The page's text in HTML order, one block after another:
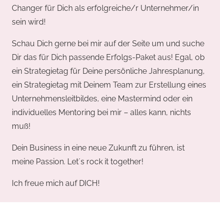
Changer für Dich als erfolgreiche/r Unternehmer/in
sein wird!
Schau Dich gerne bei mir auf der Seite um und suche
Dir das für Dich passende Erfolgs-Paket aus! Egal, ob
ein Strategietag für Deine persönliche Jahresplanung,
ein Strategietag mit Deinem Team zur Erstellung eines
Unternehmensleitbildes, eine Mastermind oder ein
individuelles Mentoring bei mir – alles kann, nichts
muß!
Dein Business in eine neue Zukunft zu führen, ist
meine Passion. Let´s rock it together!
Ich freue mich auf DICH!